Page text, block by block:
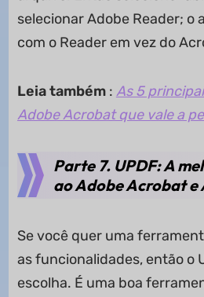
selecionar Adobe Reader; o
com o Reader em vez do
Leia também: As 5
Adobe Acrobat que vale a
Parte 7. UPDF: A
ao Adobe Acrobat e
Se você quer uma
as funcionalidades, então o
escolha. É uma boa